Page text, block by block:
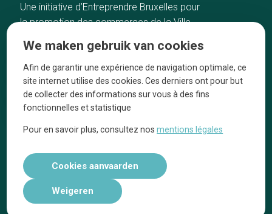
Une initiative d’Entreprendre Bruxelles pour
la promotion des commerces de la Ville
Home
De beste adressen
Blog
Winkelwijken
Tops 10
De ambachtslieden
Over ons
Ze praten over ons!
kennisgevingen
We maken gebruik van cookies
Afin de garantir une expérience de navigation optimale, ce
site internet utilise des cookies. Ces derniers ont pour but
de collecter des informations sur vous à des fins
fonctionnelles et statistique
Pour en savoir plus, consultez nosmentions légales
Cookies aanvaarden
Weigeren